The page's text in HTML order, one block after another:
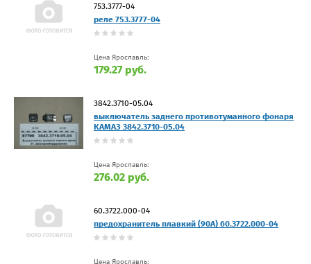
753.3777-04
реле 753.3777-04
Цена Ярославль:
179.27 руб.
3842.3710-05.04
выключатель заднего противотуманного фонаря
КАМАЗ 3842.3710-05.04
Цена Ярославль:
276.02 руб.
60.3722.000-04
предохранитель плавкий (90А) 60.3722.000-04
Цена Ярославль: